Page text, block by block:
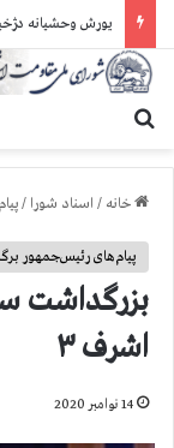
خانه / اسناد شورا /
پیام‌های رئیس‌جمهور
اشرف ۳
14 نوامبر 2020